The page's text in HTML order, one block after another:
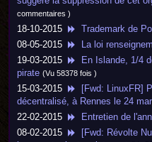
commentaires )
18-10-2015 Trademark de
08-05-2015 La loi
19-03-2015
En Islande, 1/4
pirate (Vu 58378 fois )
15-03-2015
[Fwd: LinuxFR]
décentralisé, à Rennes le 24
22-02-2015 Entretien de
08-02-2015
[Fwd: Révolte